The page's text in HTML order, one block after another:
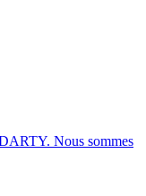
Nous sommes